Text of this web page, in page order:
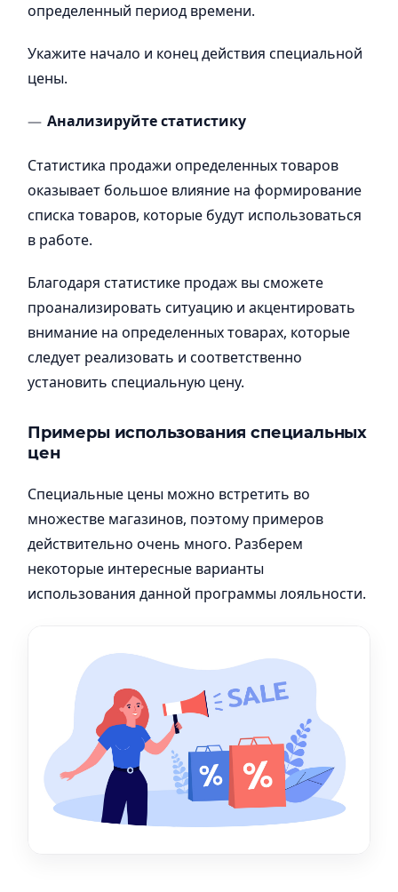
определенный период времени.
Укажите начало и конец действия специальной
цены.
Анализируйте статистику
Статистика продажи определенных товаров
оказывает большое влияние на формирование
списка товаров, которые будут использоваться
в работе.
Благодаря статистике продаж вы сможете
проанализировать ситуацию и акцентировать
внимание на определенных товарах, которые
следует реализовать и соответственно
установить специальную цену.
Примеры использования специальных
цен
Специальные цены можно встретить во
множестве магазинов, поэтому примеров
действительно очень много. Разберем
некоторые интересные варианты
использования данной программы лояльности.